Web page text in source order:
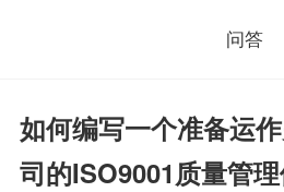
问答
如何编写一个准备运
司的ISO9001质量管